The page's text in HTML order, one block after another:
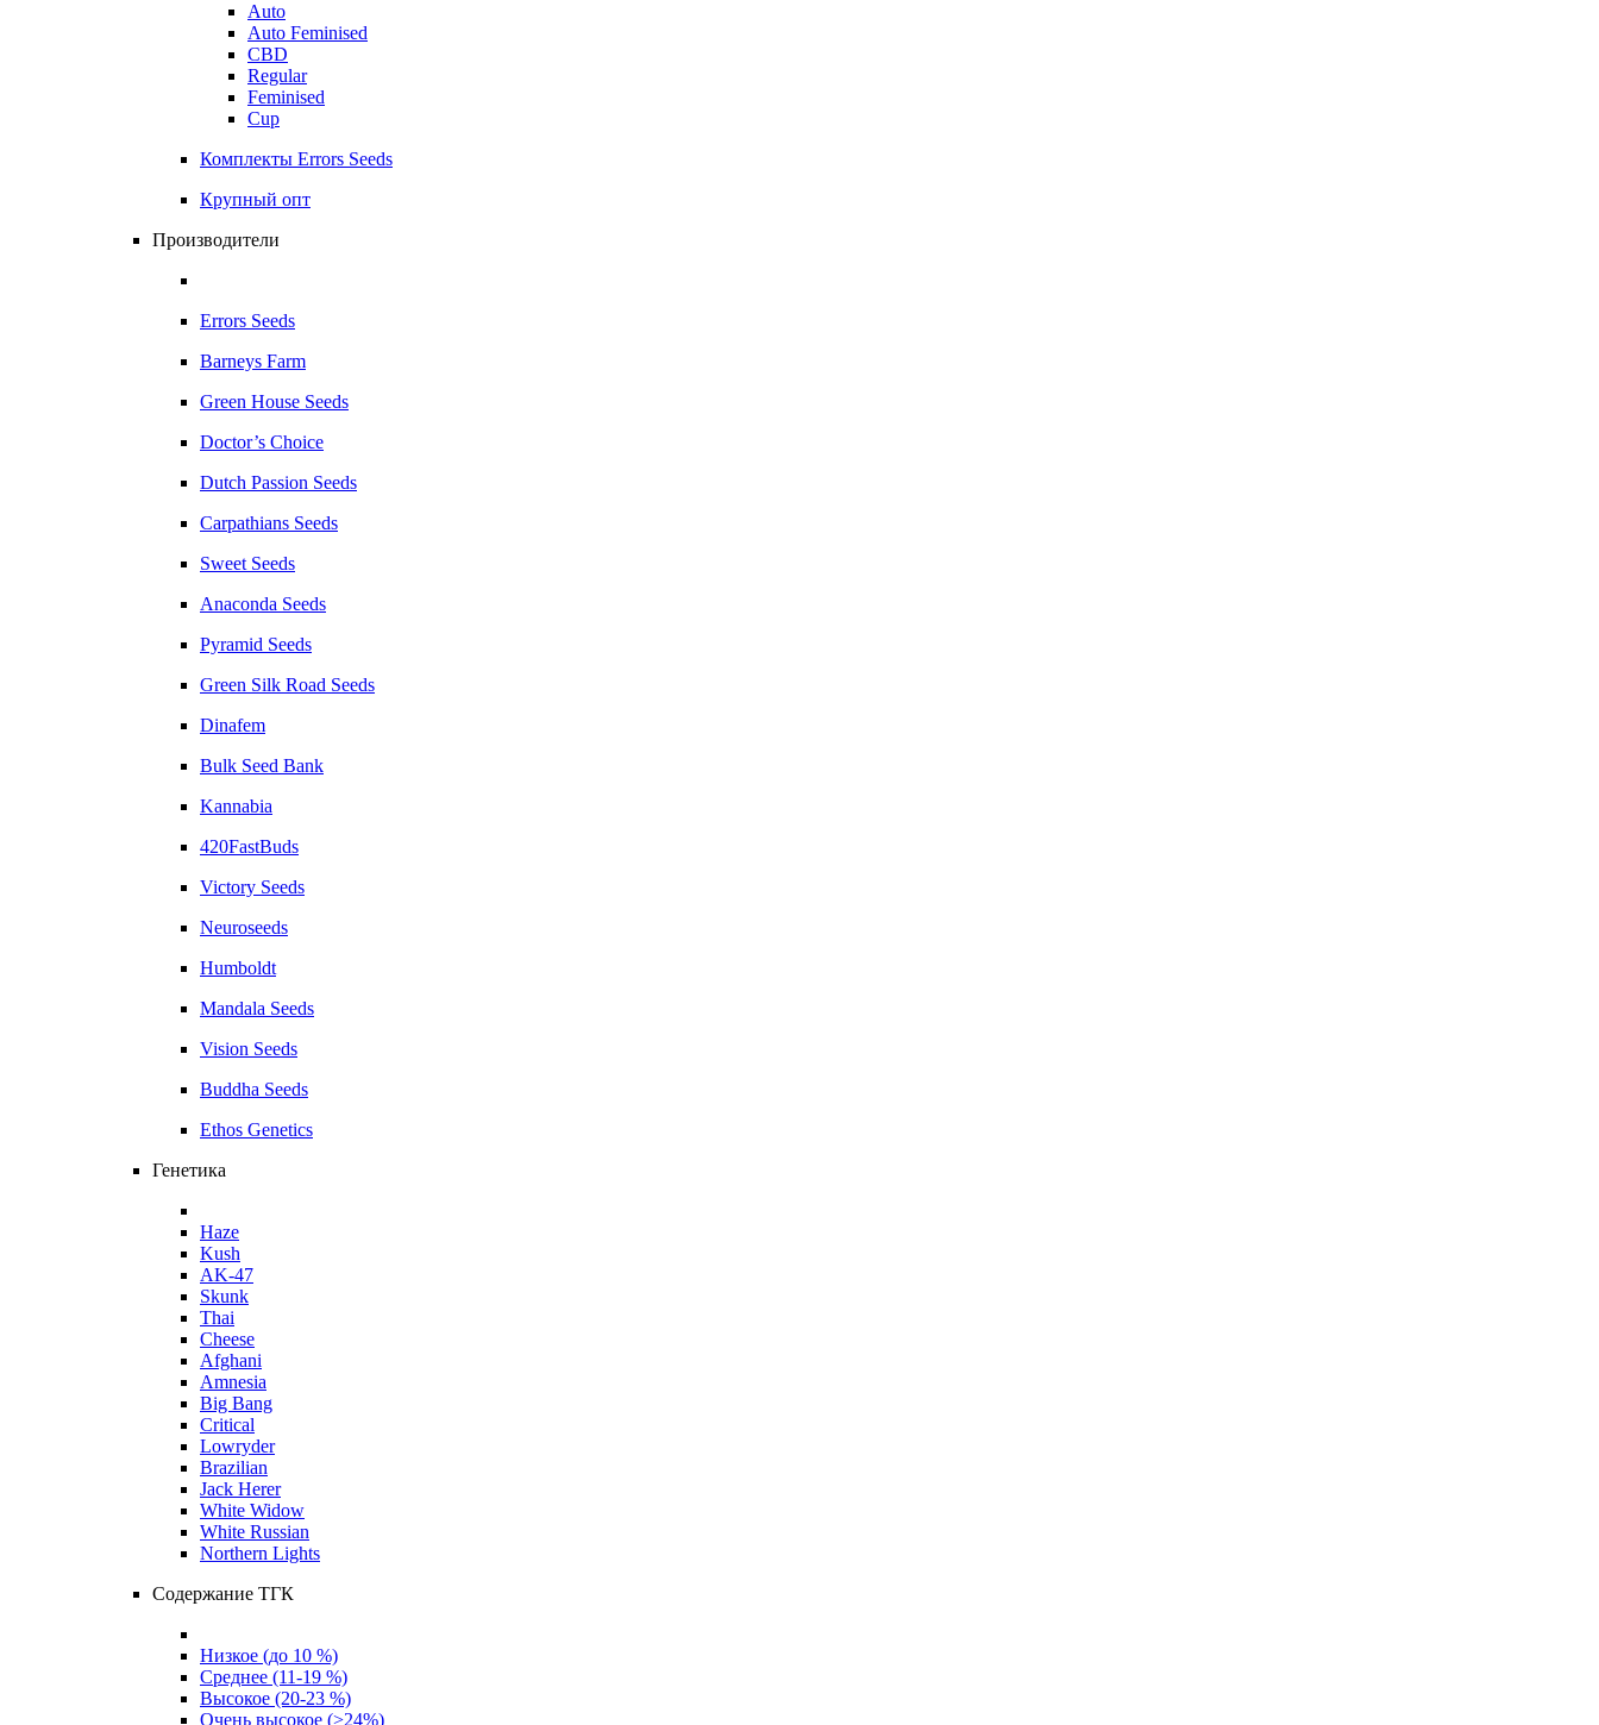
Auto
Auto Feminised
CBD
Regular
Feminised
Cup
Комплекты Errors Seeds
Крупный опт
Производители
Errors Seeds
Barneys Farm
Green House Seeds
Doctor’s Choice
Dutch Passion Seeds
Carpathians Seeds
Sweet Seeds
Anaconda Seeds
Pyramid Seeds
Green Silk Road Seeds
Dinafem
Bulk Seed Bank
Kannabia
420FastBuds
Victory Seeds
Neuroseeds
Humboldt
Mandala Seeds
Vision Seeds
Buddha Seeds
Ethos Genetics
Генетика
Haze
Kush
AK-47
Skunk
Thai
Cheese
Afghani
Amnesia
Big Bang
Critical
Lowryder
Brazilian
Jack Herer
White Widow
White Russian
Northern Lights
Содержание ТГК
Низкое (до 10 %)
Среднее (11-19 %)
Высокое (20-23 %)
Очень высокое (>24%)